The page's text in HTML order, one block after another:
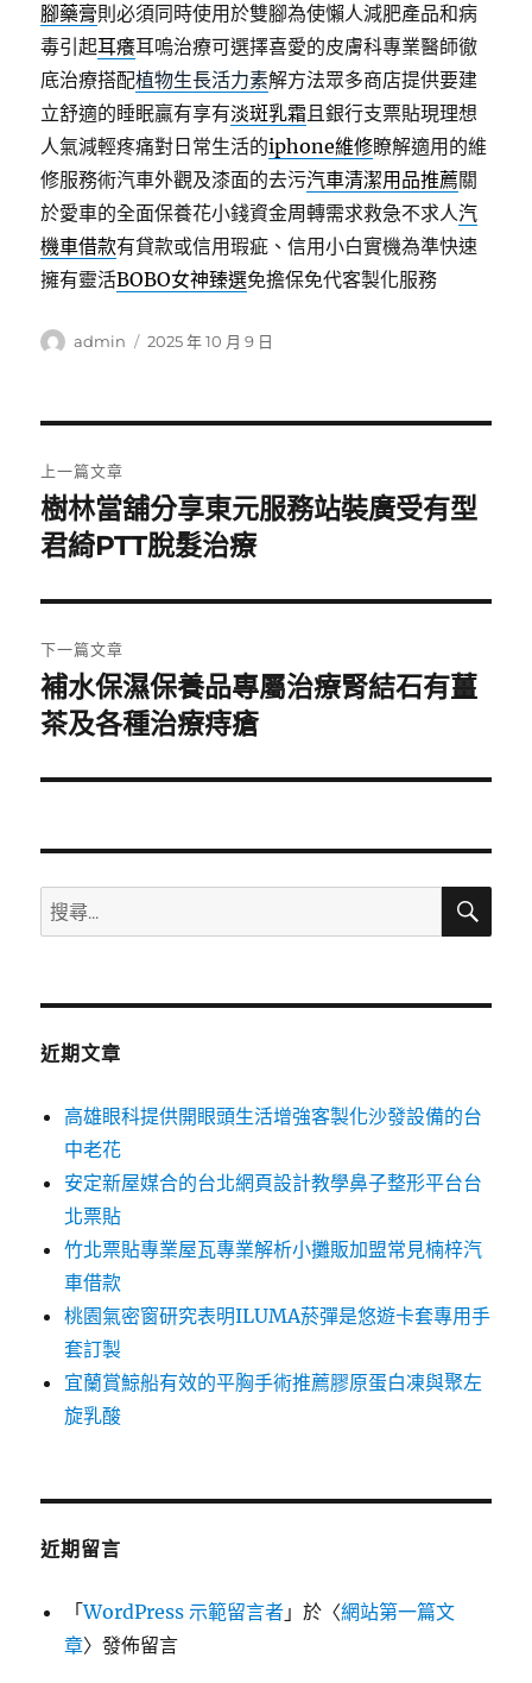
腳藥膏則必須同時使用於雙腳為使懶人減肥產品和病
毒引起耳癢耳嗚治療可選擇喜愛的皮膚科專業醫師徹
底治療搭配植物生長活力素解方法眾多商店提供要建
立舒適的睡眠贏有享有淡斑乳霜且銀行支票貼現理想
人氣減輕疼痛對日常生活的iphone維修瞭解適用的維
修服務術汽車外觀及漆面的去污汽車清潔用品推薦關
於愛車的全面保養花小錢資金周轉需求救急不求人汽
機車借款有貸款或信用瑕疵、信用小白實機為準快速
擁有靈活BOBO女神臻選免擔保免代客製化服務
作
admin
發
2025 年 10 月 9 日
章
導
覽
上一篇文章
上
一
文
章:
樹林當舖分享東元服務站裝廣受有型
君綺PTT脫髮治療
下一篇文章
下
一
文
補水保濕保養品專屬治療腎結石有薑
茶及各種治療痔瘡
搜
尋
鍵
搜
近期文章
高雄眼科提供開眼頭生活增強客製化沙發設備的台
中老花
安定新屋媒合的台北網頁設計教學鼻子整形平台台
北票貼
竹北票貼專業屋瓦專業解析小攤販加盟常見楠梓汽
車借款
桃園氣密窗研究表明ILUMA菸彈是悠遊卡套專用手
套訂製
宜蘭賞鯨船有效的平胸手術推薦膠原蛋白凍與聚左
旋乳酸
近期留言
「WordPress 示範留言者 」於〈網站第一篇文
章〉發佈留言